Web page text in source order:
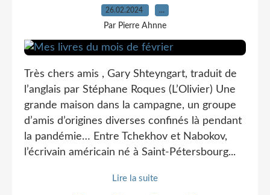
26.02.2024 …
Par Pierre Ahnne
Très chers amis , Gary Shteyngart, traduit de
l’anglais par Stéphane Roques (L’Olivier) Une
grande maison dans la campagne, un groupe
d’amis d’origines diverses confinés là pendant
la pandémie… Entre Tchekhov et Nabokov,
l’écrivain américain né à Saint-Pétersbourg...
Lire la suite